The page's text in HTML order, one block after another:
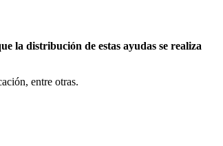
la distribución de estas ayudas se realiza
entre otras.